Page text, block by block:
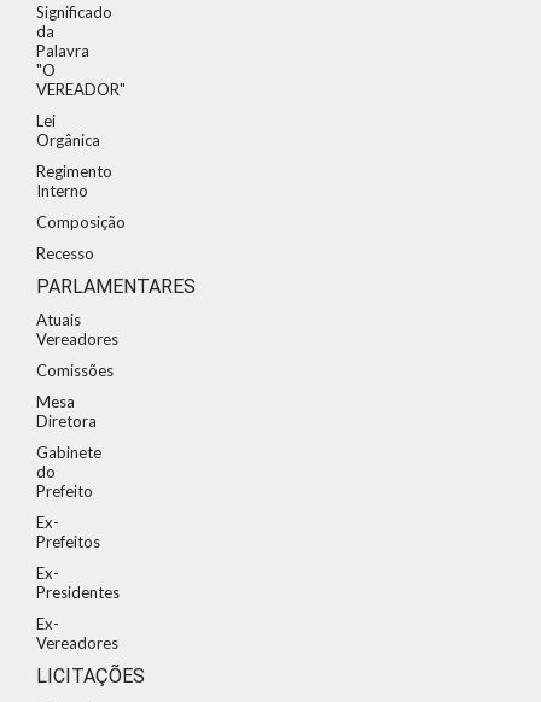
Significado
da
Palavra
"O
VEREADOR"
Lei
Orgânica
Regimento
Interno
Composição
Recesso
PARLAMENTARES
Atuais
Vereadores
Comissões
Mesa
Diretora
Gabinete
do
Prefeito
Ex-
Prefeitos
Ex-
Presidentes
Ex-
Vereadores
LICITAÇÕES